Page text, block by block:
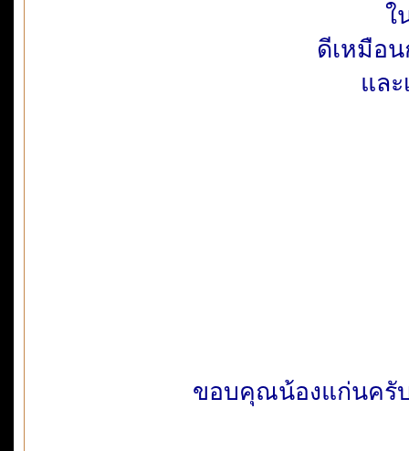
ใ
ดีเหมือน
แล
ขอบคุณน้องแก่นครั